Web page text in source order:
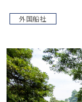
外国船社